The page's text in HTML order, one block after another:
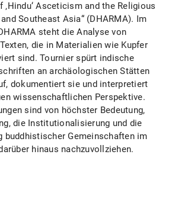
Asceticism and the Religious
Southeast Asia“ (DHARMA). Im
steht die Analyse von
die in Materialien wie Kupfer
sind. Tournier spürt indische
an archäologischen Stätten
dokumentiert sie und interpretiert
wissenschaftlichen Perspektive.
sind von höchster Bedeutung,
die Institutionalisierung und die
buddhistischer Gemeinschaften im
hinaus nachzuvollziehen.